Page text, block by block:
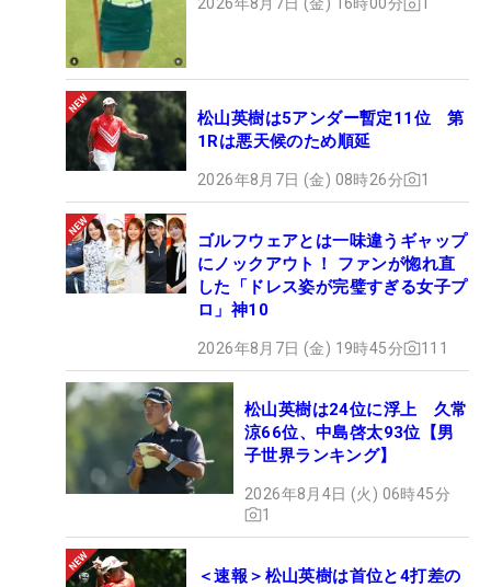
勝てたことが、とてもうれしい」
オークヒルに集まっていたニューヨーカーたちは、
ケプカのその言葉に歓喜の声を上げた。忍耐と努力
と鍛錬を結実させて勝利した彼を、私も心から讃え
たいと思う。
そして、もう1人、今大会に出場した20名のクラブ
プロの中で、ただ一人、予選通過を果たしたマイケ
ル・ブロックの信じられないほどの大奮闘にも拍手
ブロックがクラブプロの大会であるPGAプロフェッ
ショナル選手権を経て、全米プロに出場したのは今
年が5度目。長年、夢見ていたローリー・マキロイ
との同組ラウンドがついに叶った最終日、15番（パ
ー3）でホールインワンを達成し、マキロイからハ
グされ、大観衆の喝采を浴びたブロックは、15位タ
イに食い込んで来年の全米プロ出場資格を獲得。
2026年8月7日 (金) 16時00分
松山英樹は5アンダー暫定11位 第
1Rは悪天候のため順延
2026年8月7日 (金) 08時26分 1
ゴルフウェアとは一味違うギャップ
にノックアウト！ ファンが惚れ直
した「ドレス姿が完璧すぎる女子プ
ロ」神10
2026年8月7日 (金) 19時45分 111
松山英樹は24位に浮上 久常
涼66位、中島啓太93位【男
子世界ランキング】
2026年8月4日 (火) 06時45分
1
＜速報＞松山英樹は首位と4打差の